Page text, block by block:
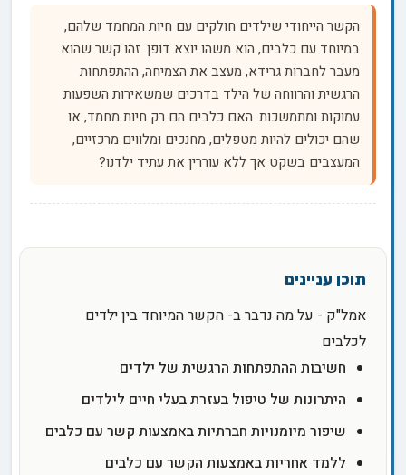
הקשר הייחודי שילדים חולקים עם חיות המחמד שלהם,
במיוחד עם כלבים, הוא משהו יוצא דופן. זהו קשר שהוא
מעבר לחברות גרידא, מעצב את הצמיחה, ההתפתחות
הרגשית והרווחה של הילד בדרכים שמשאירות השפעות
עמוקות ומתמשכות. האם כלבים הם רק חיות מחמד, או
שהם יכולים להיות מטפלים, מחנכים ומלווים מרכזיים,
המעצבים בשקט אך ללא עוררין את עתיד ילדנו?
אמל"ק - על מה נדבר ב- הקשר המיוחד בין ילדים
לכלבים
חשיבות ההתפתחות הרגשית של ילדים
היתרונות של טיפול בעזרת בעלי חיים לילדים
שיפור מיומנויות חברתיות באמצעות קשר עם כלבים
ללמד אחריות באמצעות הקשר עם כלבים